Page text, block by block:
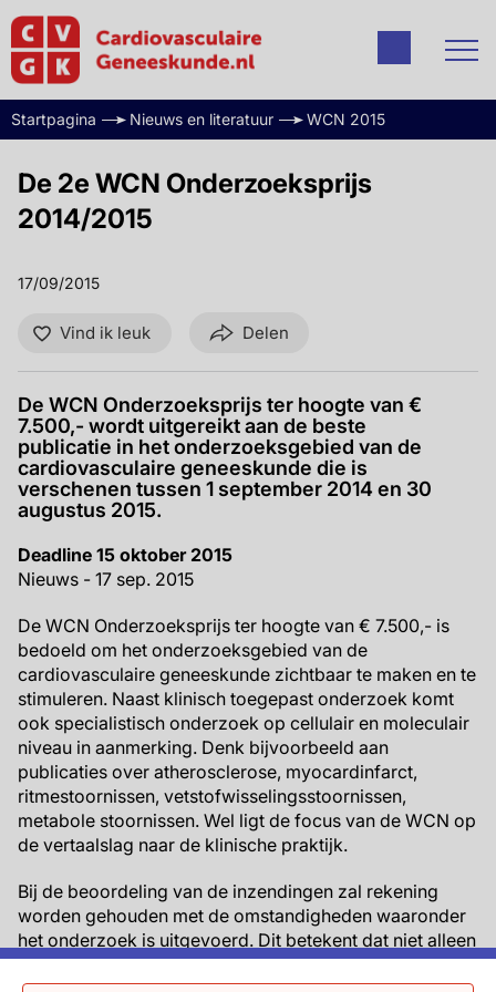
Startpagina Nieuws en literatuur WCN 2015
De 2e WCN Onderzoeksprijs
2014/2015
17/09/2015
Vind ik leuk Delen
De WCN Onderzoeksprijs ter hoogte van €
7.500,- wordt uitgereikt aan de beste
publicatie in het onderzoeksgebied van de
cardiovasculaire geneeskunde die is
verschenen tussen 1 september 2014 en 30
augustus 2015.
Deadline 15 oktober 2015
Nieuws - 17 sep. 2015
De WCN Onderzoeksprijs ter hoogte van € 7.500,- is
bedoeld om het onderzoeksgebied van de
cardiovasculaire geneeskunde zichtbaar te maken en te
stimuleren. Naast klinisch toegepast onderzoek komt
ook specialistisch onderzoek op cellulair en moleculair
niveau in aanmerking. Denk bijvoorbeeld aan
publicaties over atherosclerose, myocardinfarct,
ritmestoornissen, vetstofwisselingsstoornissen,
metabole stoornissen. Wel ligt de focus van de WCN op
de vertaalslag naar de klinische praktijk.
Bij de beoordeling van de inzendingen zal rekening
worden gehouden met de omstandigheden waaronder
het onderzoek is uitgevoerd. Dit betekent dat niet alleen
de fulltime onderzoeker, maar ook de clinicus practicus